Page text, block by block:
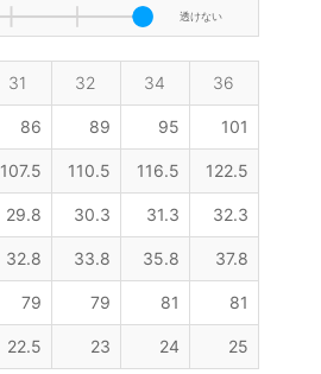
透けない
31 32 34 36
86 89 95 101
107.5 110.5 116.5 122.5
29.8 30.3 31.3 32.3
32.8 33.8 35.8 37.8
79 79 81 81
22.5 23 24 25